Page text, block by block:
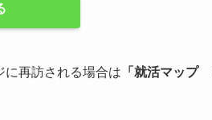
再訪される場合は 「 就活マップ